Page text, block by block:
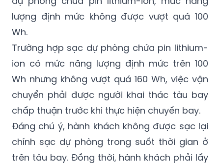
Wh.
Trường hợp sạc dự phòng chứa pin lithium-
ion có mức năng lượng định mức trên 100
Wh nhưng không vượt quá 160 Wh, việc vận
chuyển phải được người khai thác tàu bay
chấp thuận trước khi thực hiện chuyến bay.
Đáng chú ý, hành khách không được sạc lại
chính sạc dự phòng trong suốt thời gian ở
trên tàu bay. Đồng thời, hành khách phải lấy
sạc dự phòng ra khỏi hành lý xách tay, đặt ở
vị trí dễ quan sát và không được sử dụng